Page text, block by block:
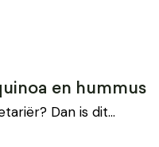
en hummus
Dan is dit…